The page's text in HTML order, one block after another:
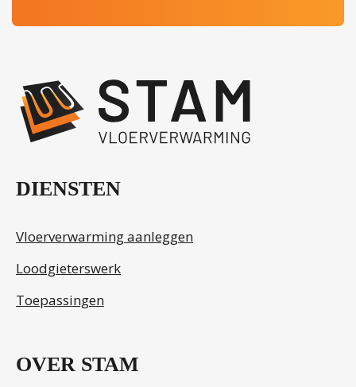
DIENSTEN
Vloerverwarming aanleggen
Loodgieterswerk
Toepassingen
OVER STAM